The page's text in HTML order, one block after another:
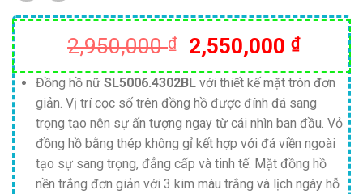
2,950,000₫
Giá
gốc
là:
2,950,000 ₫.
2,550,000 ₫Giá
hiện
tại
là:
Đồng hồ nữ SL5006.4302BLvới thiết kế mặt tròn đơn
giản. Vị trí cọc số trên đồng hồ được đính đá sang
trọng tạo nên sự ấn tượng ngay từ cái nhìn ban đầu. Vỏ
đồng hồ bằng thép không gỉ kết hợp với đá viền ngoài
tạo sự sang trọng, đẳng cấp và tinh tế. Mặt đồng hồ
nền trắng đơn giản với 3 kim màu trắng và lịch ngày hỗ